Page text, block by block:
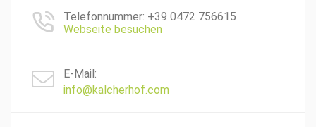
Telefonnummer: +39 0472 756615
Webseite besuchen
E-Mail:
info@kalcherhof.com